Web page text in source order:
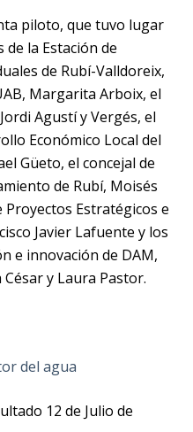
piloto, que tuvo lugar
la Estación de
de Rubí-Valldoreix,
Margarita Arboix, el
Agustí y Vergés, el
Económico Local del
Güeto, el concejal de
de Rubí, Moisés
Estratégicos e
Javier Lafuente y los
e innovación de DAM,
y Laura Pastor.
del agua
12 de Julio de